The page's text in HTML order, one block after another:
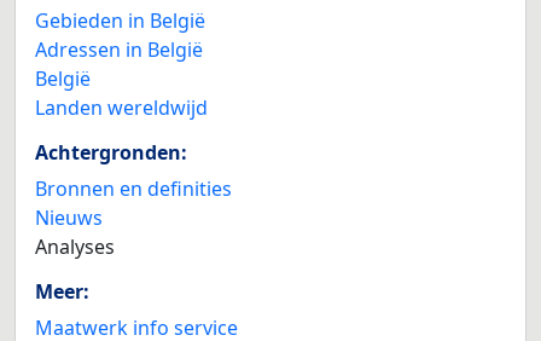
Gebieden in België
Adressen in België
België
Landen wereldwijd
Achtergronden:
Bronnen en definities
Nieuws
Analyses
Meer:
Maatwerk info service